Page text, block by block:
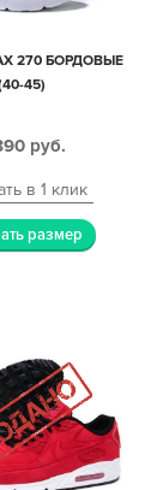
270 БОРДОВЫЕ
45)
руб.
в 1 клик
размер